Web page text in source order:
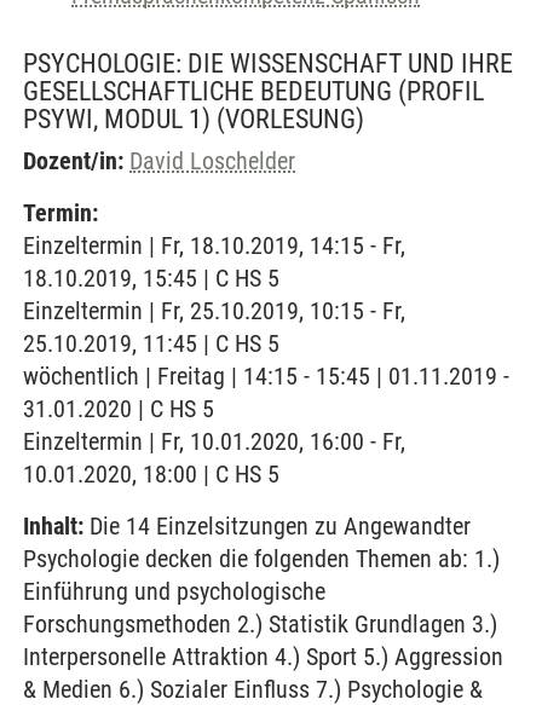
PSYCHOLOGIE: DIE WISSENSCHAFT UND IHRE
GESELLSCHAFTLICHE BEDEUTUNG (PROFIL
PSYWI, MODUL 1) (VORLESUNG)
Dozent/in: David Loschelder
Termin:
Einzeltermin | Fr, 18.10.2019, 14:15 - Fr,
18.10.2019, 15:45 | C HS 5
Einzeltermin | Fr, 25.10.2019, 10:15 - Fr,
25.10.2019, 11:45 | C HS 5
wöchentlich | Freitag | 14:15 - 15:45 | 01.11.2019 -
31.01.2020 | C HS 5
Einzeltermin | Fr, 10.01.2020, 16:00 - Fr,
10.01.2020, 18:00 | C HS 5
Inhalt: Die 14 Einzelsitzungen zu Angewandter
Psychologie decken die folgenden Themen ab: 1.)
Einführung und psychologische
Forschungsmethoden 2.) Statistik Grundlagen 3.)
Interpersonelle Attraktion 4.) Sport 5.) Aggression
& Medien 6.) Sozialer Einfluss 7.) Psychologie &